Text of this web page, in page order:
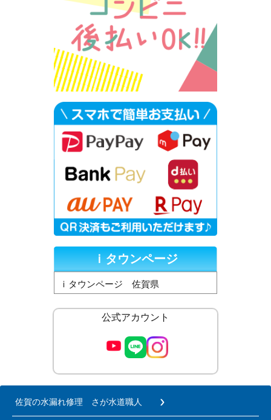
ｉタウンページ
ｉタウンページ 佐賀県
公式アカウント
佐賀の水漏れ修理 さが水道職人